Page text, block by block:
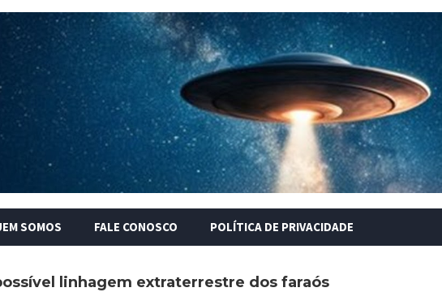
SOMOS FALE CONOSCO POLÍTICA DE PRIVACIDADE
linhagem extraterrestre dos faraós